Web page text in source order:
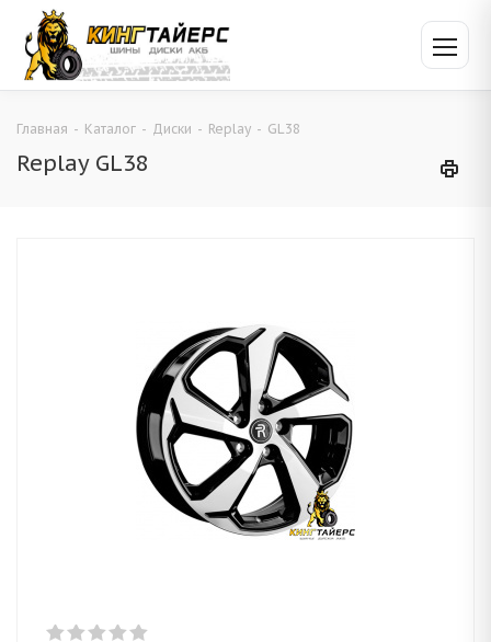
Главная - Каталог - Диски - Replay - GL38
Replay GL38